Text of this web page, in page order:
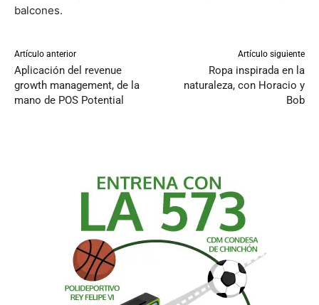
balcones.
Artículo anterior
Aplicación del revenue
growth management, de la
mano de POS Potential
Artículo siguiente
Ropa inspirada en la
naturaleza, con Horacio y
Bob